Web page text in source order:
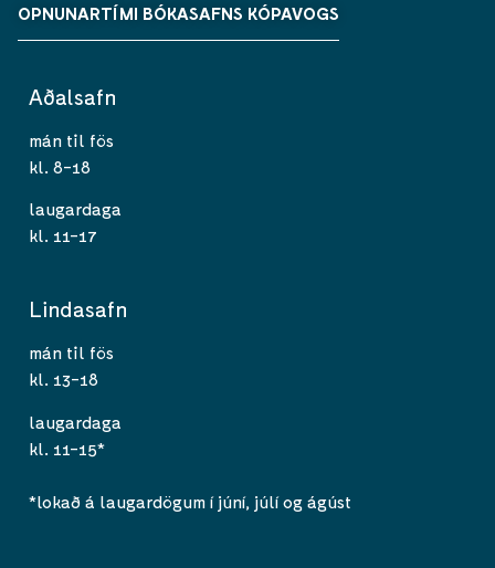
OPNUNARTÍMI BÓKASAFNS KÓPAVOGS
Aðalsafn
mán til fös
kl. 8-18
laugardaga
kl. 11-17
Lindasafn
mán til fös
kl. 13-18
laugardaga
kl. 11-15*
*lokað á laugardögum í júní, júlí og ágúst